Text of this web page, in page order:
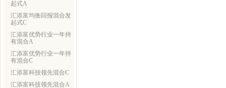
起式A
汇添富均衡回报混合发
起式C
汇添富优势行业一年持
有混合A
汇添富优势行业一年持
有混合C
汇添富科技领先混合C
汇添富科技领先混合A